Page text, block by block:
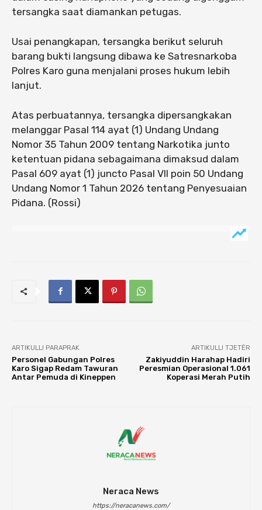
tersangka saat diamankan petugas.
Usai penangkapan, tersangka berikut seluruh
barang bukti langsung dibawa ke Satresnarkoba
Polres Karo guna menjalani proses hukum lebih
lanjut.
Atas perbuatannya, tersangka dipersangkakan
melanggar Pasal 114 ayat (1) Undang Undang
Nomor 35 Tahun 2009 tentang Narkotika junto
ketentuan pidana sebagaimana dimaksud dalam
Pasal 609 ayat (1) juncto Pasal VII poin 50 Undang
Undang Nomor 1 Tahun 2026 tentang Penyesuaian
Pidana. (Rossi)
ARTIKULLI PARAPRAK
Personel Gabungan Polres
Karo Sigap Redam Tawuran
Antar Pemuda di Kineppen
ARTIKULLI TJETËR
Zakiyuddin Harahap Hadiri
Peresmian Operasional 1.061
Koperasi Merah Putih
Neraca News
https://neracanews.com/